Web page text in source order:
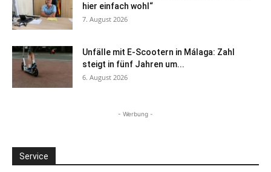
hier einfach wohl“
7. August 2026
Unfälle mit E-Scootern in Málaga: Zahl
steigt in fünf Jahren um...
6. August 2026
- Werbung -
Service